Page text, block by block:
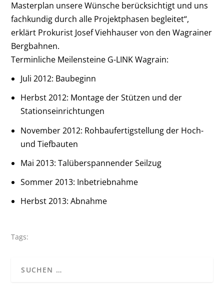
Masterplan unsere Wünsche berücksichtigt und uns
fachkundig durch alle Projektphasen begleitet“,
erklärt Prokurist Josef Viehhauser von den Wagrainer
Bergbahnen.
Terminliche Meilensteine G-LINK Wagrain:
Juli 2012: Baubeginn
Herbst 2012: Montage der Stützen und der
Stationseinrichtungen
November 2012: Rohbaufertigstellung der Hoch-
und Tiefbauten
Mai 2013: Talüberspannender Seilzug
Sommer 2013: Inbetriebnahme
Herbst 2013: Abnahme
Tags: